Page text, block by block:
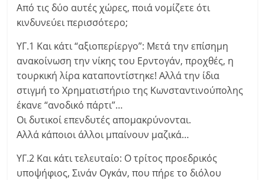
Από τις δύο αυτές χώρες, ποιά νομίζετε ότι
κινδυνεύει περισσότερο;
ΥΓ.1 Και κάτι “αξιοπερίεργο”: Μετά την επίσημη
ανακοίνωση την νίκης του Ερντογάν, προχθές, η
τουρκική λίρα καταποντίστηκε! Αλλά την ίδια
στιγμή το Χρηματιστήριο της Κωνσταντινούπολης
έκανε “ανοδικό πάρτι”…
Οι δυτικοί επενδυτές απομακρύνονται.
Αλλά κάποιοι άλλοι μπαίνουν μαζικά…
ΥΓ.2 Και κάτι τελευταίο: Ο τρίτος προεδρικός
υποψήφιος, Σινάν Ογκάν, που πήρε το διόλου